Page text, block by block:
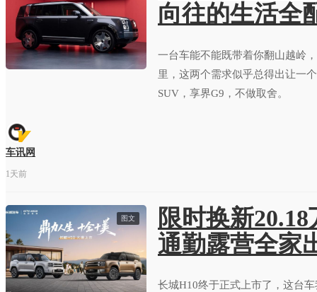
向往的生活全
一台车能不能既带着你翻山越岭
里，这两个需求似乎总得出让一
SUV，享界G9，不做取舍。
车讯网
1天前
图文
限时换新
通勤露营全家
长城H10终于正式上市了，这台